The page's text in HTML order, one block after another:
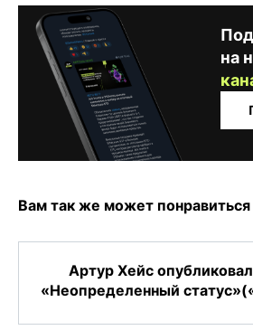
на
Вам так же может понравиться
Артур Хейс
«Неопределенный